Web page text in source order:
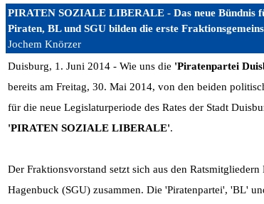
PIRATEN SOZIALE LIBERALE - Das neue Bündnis
Piraten, BL und SGU bilden die erste
Jochem Knörzer
Duisburg, 1. Juni 2014 - Wie uns die 'Piratenpartei
bereits am Freitag, 30. Mai 2014, von den beiden
für die neue Legislaturperiode des Rates der Stadt
'PIRATEN SOZIALE LIBERALE'.
Der Fraktionsvorstand setzt sich aus den
Hagenbuck (SGU) zusammen. Die 'Piratenpartei', 'BL'